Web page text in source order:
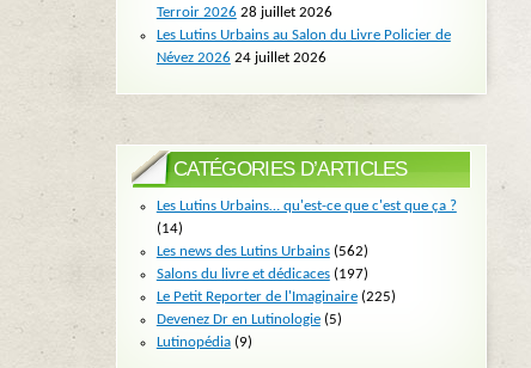
Terroir 2026 28 juillet 2026
Les Lutins Urbains au Salon du Livre Policier de
Névez 2026 24 juillet 2026
CATÉGORIES D’ARTICLES
Les Lutins Urbains… qu'est-ce que c'est que ça ?
(14)
Les news des Lutins Urbains(562)
Salons du livre et dédicaces(197)
Le Petit Reporter de l'Imaginaire(225)
Devenez Dr en Lutinologie(5)
Lutinopédia(9)